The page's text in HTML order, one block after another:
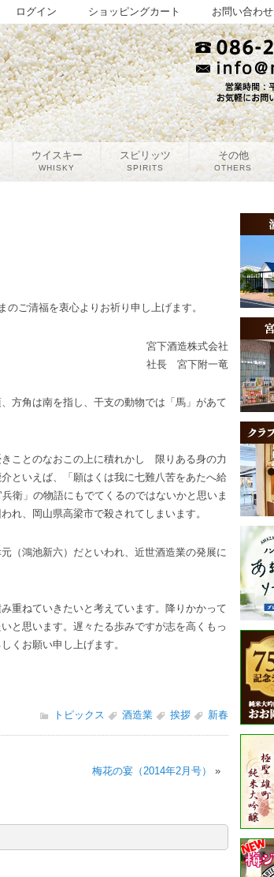
ご清福を衷心よりお祈り申し上げます。
宮下酒造株式会社
社長 宮下附一竜
方角は南を指し、干支の動物では「馬」があて
ことのなおこの上に積れかし 限りある身の力
といえば、「願はくは我に七難八苦をあたへ給
衛」の物語にもでてくるのではないかと思いま
れ、岡山県高梁市で殺されてしまいます。
（鴻池新六）だといわれ、近世酒造業の発展に
重ねていきたいと考えています。降りかかって
と思います。遅々たる歩みですが志を高くもっ
くお願い申し上げます。
トピックス 酒造業 挨拶 新春
梅花の宴（2014年2月号） »
ウイスキー
WHISKY
スピリッツ
SPIRITS
その他
OTHERS
お問い合わせ
ショッピングカート
ログイン